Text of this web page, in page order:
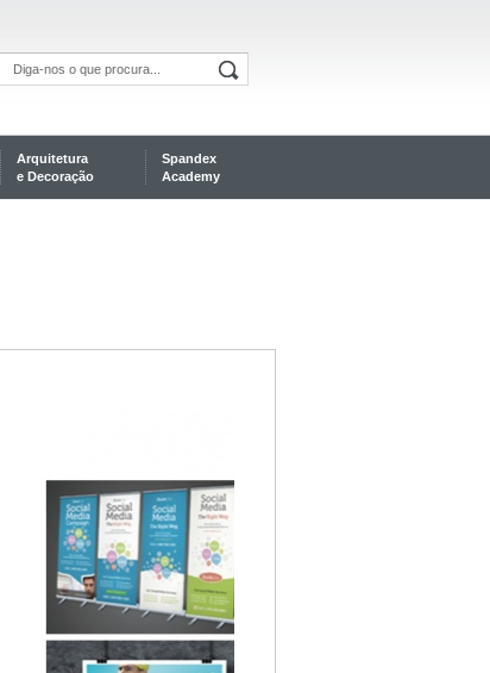
Arquitetura
e Decoração
Spandex
Academy